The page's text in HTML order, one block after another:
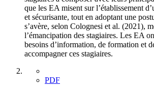
que les EA misent sur l’établissement
et sécurisante, tout en adoptant une
s’avère, selon Colognesi et al. (2021),
l’émancipation des stagiaires. Les EA
besoins d’information, de formation et
accompagner ces stagiaires.
PDF